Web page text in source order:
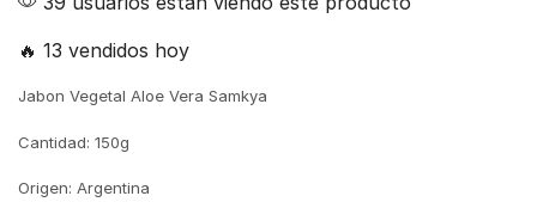
🔥 13 vendidos hoy
Jabon Vegetal Aloe Vera Samkya
Cantidad: 150g
Origen: Argentina